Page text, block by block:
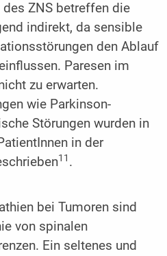
ZNS betreffen die
indirekt, da sensible
den Ablauf
Paresen im
zu erwarten.
wie Parkinson-
Störungen wurden in
in der
11 .
bei Tumoren sind
von spinalen
Ein seltenes und